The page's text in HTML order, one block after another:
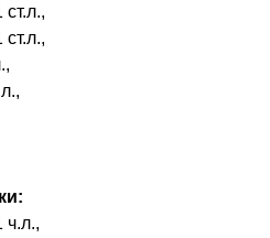
ч.л.,